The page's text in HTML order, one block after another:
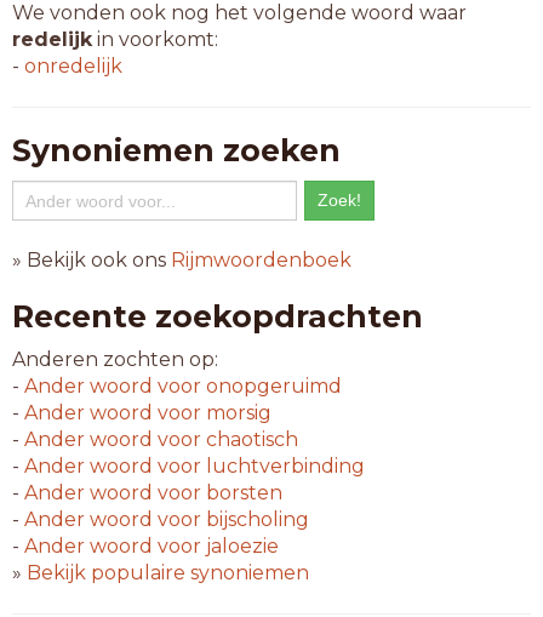
We vonden ook nog het volgende woord waar
redelijkin voorkomt:
- onredelijk
Synoniemen zoeken
» Bekijk ook ons Rijmwoordenboek
Recente zoekopdrachten
Anderen zochten op:
- Ander woord voor onopgeruimd
- Ander woord voor morsig
- Ander woord voor chaotisch
- Ander woord voor luchtverbinding
- Ander woord voor borsten
- Ander woord voor bijscholing
- Ander woord voor jaloezie
» Bekijk populaire synoniemen